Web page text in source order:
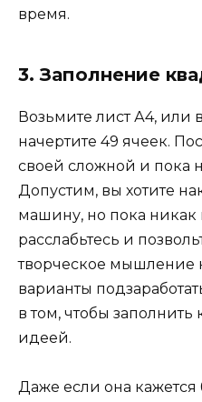
время.
3. Заполнение
Возьмите лист А4, или
начертите 49 ячеек.
своей сложной и пока
Допустим, вы хотите
машину, но пока никак
расслабьтесь и
творческое мышление
варианты
в том, чтобы
идеей.
Даже если она кажется